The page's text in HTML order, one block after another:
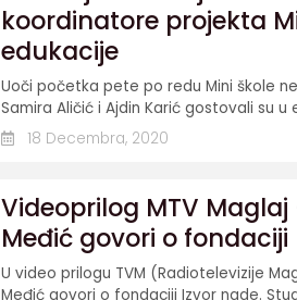
koordinatore projekta
edukacije
Uoči početka pete po redu Mini škole
Samira Aličić i Ajdin Karić gostovali su u
18 Decembra, 2020
Videoprilog MTV
Međić govori o fondaciji
U video prilogu TVM (Radiotelevizije
Međić govori o fondaciji Izvor nade.